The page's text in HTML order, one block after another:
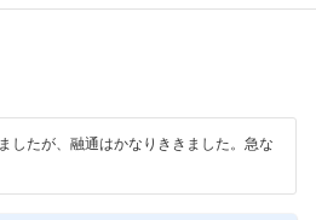
したが、融通はかなりききました。急な